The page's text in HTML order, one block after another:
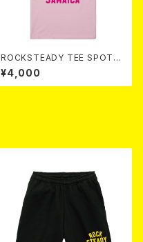
ROCKSTEADY TEE SPOT c
ol. L.PINK
¥4,000